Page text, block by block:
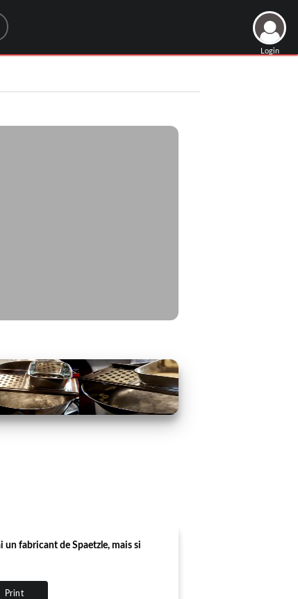
Login
un fabricant de Spaetzle, mais si
Print